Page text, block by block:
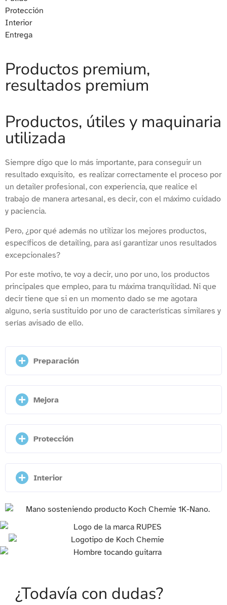
Protección
Interior
Entrega
Productos premium,
resultados premium
Productos, útiles y maquinaria
utilizada
Siempre digo que lo más importante, para conseguir un
resultado exquisito, es realizar correctamente el proceso por
un detailer profesional, con experiencia, que realice el
trabajo de manera artesanal, es decir, con el máximo cuidado
y paciencia.
Pero, ¿por qué además no utilizar los mejores productos,
específicos de detailing, para así garantizar unos resultados
excepcionales?
Por este motivo, te voy a decir, uno por uno, los productos
principales que empleo, para tu máxima tranquilidad. Ni que
decir tiene que si en un momento dado se me agotara
alguno, sería sustituido por uno de características similares y
serías avisado de ello.
Preparación
Mejora
Protección
Interior
¿Todavía con dudas?